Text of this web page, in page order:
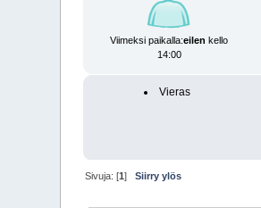
Viimeksi paikalla:eilen kello
14:00
Vieras
Sivuja: [1]Siirry ylös